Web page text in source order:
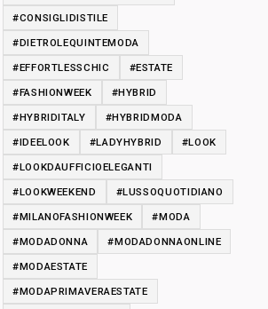
#CONSIGLIDISTILE
#DIETROLEQUINTEMODA
#EFFORTLESSCHIC
#ESTATE
#FASHIONWEEK
#HYBRID
#HYBRIDITALY
#HYBRIDMODA
#IDEELOOK
#LADYHYBRID
#LOOK
#LOOKDAUFFICIOELEGANTI
#LOOKWEEKEND
#LUSSOQUOTIDIANO
#MILANOFASHIONWEEK
#MODA
#MODADONNA
#MODADONNAONLINE
#MODAESTATE
#MODAPRIMAVERAESTATE